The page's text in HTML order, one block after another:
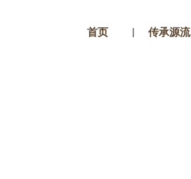
首页 | 传承源流